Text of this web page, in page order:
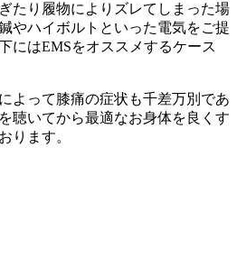
たり履物によりズレてしまった場
やハイボルトといった電気をご提
にはEMSをオススメするケース
よって膝痛の症状も千差万別であ
聴いてから最適なお身体を良くす
ります。